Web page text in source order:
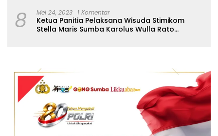
8 Mei 24, 2023 1 Komentar
Ketua Panitia Pelaksana Wisuda Stimikom
Stella Maris Sumba Karolus Wulla Rato